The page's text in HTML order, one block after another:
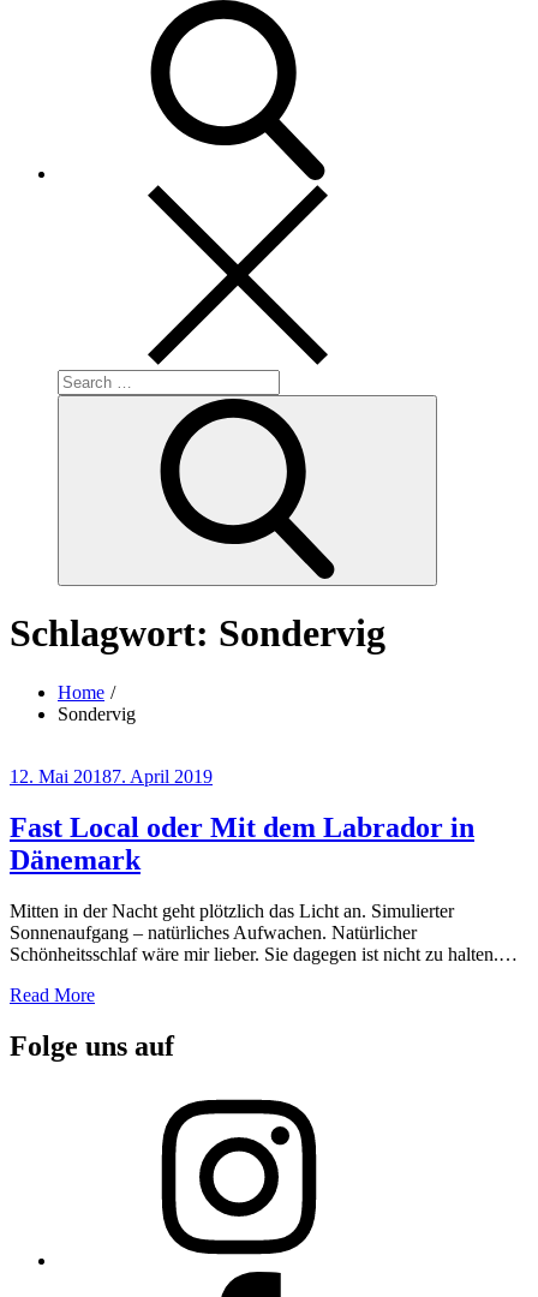
Search
for:
Schlagwort: Sondervig
Home
Sondervig
Posted
12. Mai 20187. April 2019
Fast Local oder Mit dem Labrador in
Dänemark
Mitten in der Nacht geht plötzlich das Licht an. Simulierter
Sonnenaufgang – natürliches Aufwachen. Natürlicher
Schönheitsschlaf wäre mir lieber. Sie dagegen ist nicht zu halten.…
Read More
Folge uns auf